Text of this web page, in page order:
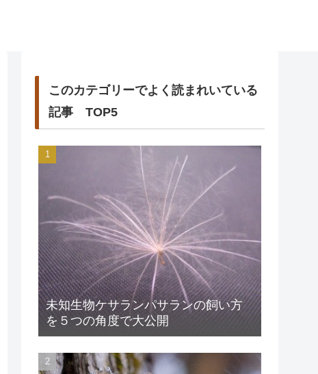
このカテゴリーでよく読まれいている
記事 TOP5
未知生物ケサランパサランの飼い方
を５つの角度で大公開